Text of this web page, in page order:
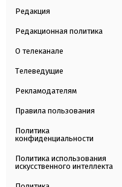
Редакция
Редакционная политика
О телеканале
Телеведущие
Рекламодателям
Правила пользования
Политика
конфиденциальности
Политика использования
искусственного интеллекта